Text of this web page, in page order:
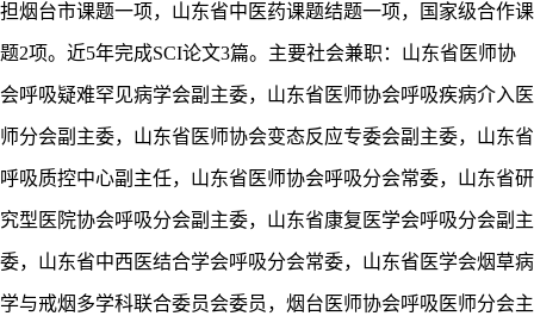
担烟台市课题一项，山东省中医药课题结题一项，国家级合作课
题2项。近5年完成SCI论文3篇。 主要社会兼职：山东省医师协
会呼吸疑难罕见病学会副主委，山东省医师协会呼吸疾病介入医
师分会副主委，山东省医师协会变态反应专委会副主委，山东省
呼吸质控中心副主任，山东省医师协会呼吸分会常委，山东省研
究型医院协会呼吸分会副主委，山东省康复医学会呼吸分会副主
委，山东省中西医结合学会呼吸分会常委，山东省医学会烟草病
学与戒烟多学科联合委员会委员，烟台医师协会呼吸医师分会主